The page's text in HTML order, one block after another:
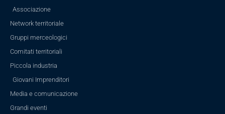
Associazione
Network territoriale
Gruppi merceologici
Comitati territoriali
Piccola industria
Giovani Imprenditori
Media e comunicazione
Grandi eventi